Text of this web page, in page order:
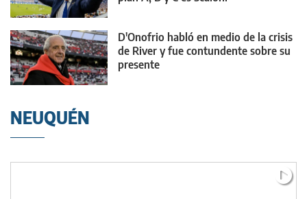
D'Onofrio habló en medio de la crisis
de River y fue contundente sobre su
presente
NEUQUÉN